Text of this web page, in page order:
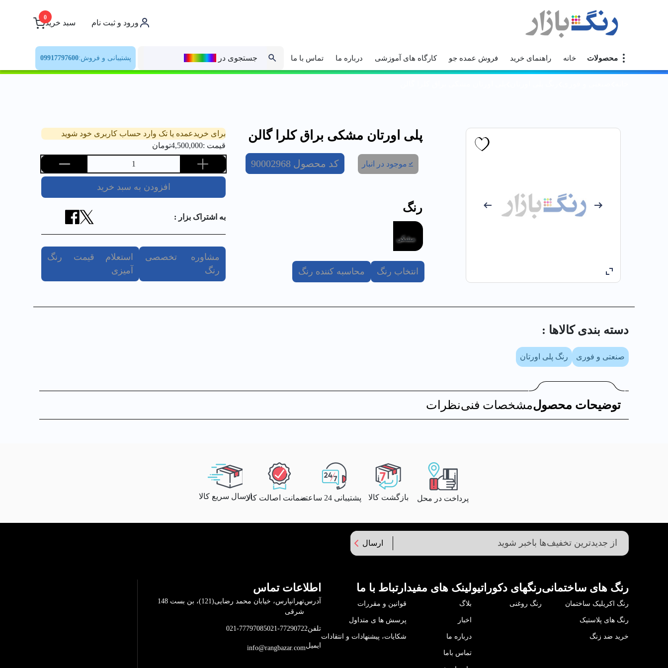
ورود و ثبت نام سبد خرید
0
محصولات خانه راهنمای خرید فروش عمده جو کارگاه های آموزشی درباره ما تماس با ما جستجوی در پشتیبانی و فروش:09917797600
پلی اورتان مشکی براق کلرا گالن
موجود در انبار کد محصول 90002968
رنگ
انتخاب رنگ محاسبه کننده رنگ
برای خریدعمده یا تک وارد حساب کاربری خود شوید
قیمت :4,500,000تومان
1
افزودن به سبد خرید
به اشتراک بزار :
مشاوره تخصصی
رنگ
استعلام قیمت رنگ
آمیزی
دسته بندی کالا‌ها :
صنعتی و فوری رنگ پلی اورتان
توضیحات محصولمشخصات فنینظرات
پرداخت در محل بازگشت کالا پشتیبانی 24 ساعته ضمانت اصالت کالاارسال سریع کالا
ارسال
رنگ های ساختمانی
رنگ اکریلیک ساختمان
رنگ های پلاستیک
خرید ضد زنگ
رنگهای دکوراتیو
رنگ روغنی
لینک های مفید
بلاگ
اخبار
درباره ما
تماس باما
ارتباط با ما
قوانین و مقررات
پرسش ها ی متداول
شکایات، پیشنهادات و انتقادات
اطلاعات تماس
آدرس
تهرانپارس، خیابان محمد رضایی(121)، بن بست 148
شرقی
تلفن021-77290722
021-77797085
ایمیلinfo@rangbazar.com